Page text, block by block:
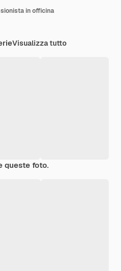
in officina
Visualizza tutto
queste foto.